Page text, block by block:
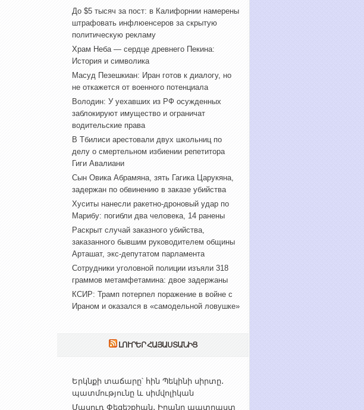
До $5 тысяч за пост: в Калифорнии намерены
штрафовать инфлюенсеров за скрытую
политическую рекламу
Храм Неба — сердце древнего Пекина:
История и символика
Масуд Пезешкиан: Иран готов к диалогу, но
не откажется от военного потенциала
Володин: У уехавших из РФ осужденных
заблокируют имущество и ограничат
водительские права
В Тбилиси арестовали двух школьниц по
делу о смертельном избиении репетитора
Гиги Авалиани
Сын Овика Абрамяна, зять Гагика Царукяна,
задержан по обвинению в заказе убийства
Хуситы нанесли ракетно-дроновый удар по
Марибу: погибли два человека, 14 ранены
Раскрыт случай заказного убийства,
заказанного бывшим руководителем общины
Арташат, экс-депутатом парламента
Сотрудники уголовной полиции изъяли 318
граммов метамфетамина: двое задержаны
КСИР: Трамп потерпел поражение в войне с
Ираном и оказался в «самодельной ловушке»
ԼՈՒՐԵՐ ՀԱՅԱՍՏԱՆԻՑ
Երկնքի տաճարը՝ հին Պեկինի սիրտը․
պատմությունը և սիմվոլիկան
Մասուդ Փեզեշքիան․ Իրանը պատրաստ